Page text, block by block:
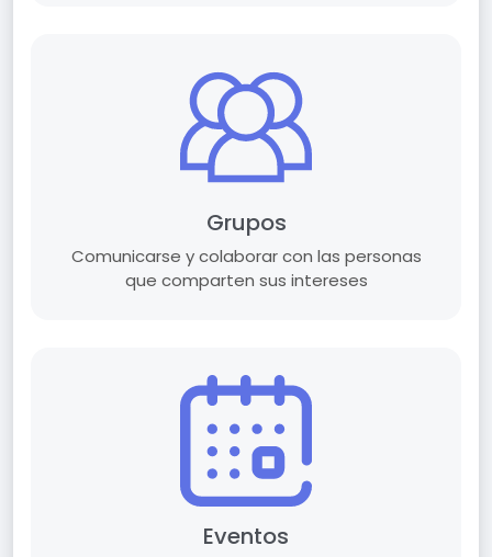
Grupos
Comunicarse y colaborar con las personas
que comparten sus intereses
Eventos